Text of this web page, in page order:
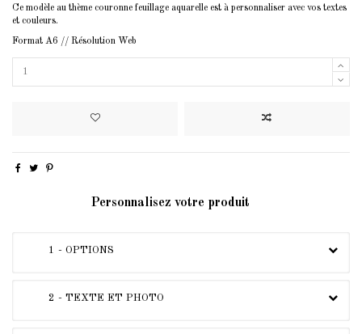
Ce modèle au thème couronne feuillage aquarelle est à personnaliser avec vos textes
et couleurs.
Format A6 // Résolution Web
Personnalisez votre produit
1 - OPTIONS
2 - TEXTE ET PHOTO